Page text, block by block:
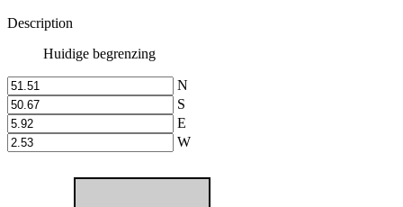
Description
Huidige begrenzing
N
S
E
W